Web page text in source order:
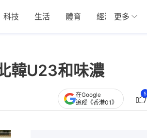
科技 生活 體育 經濟 01深圳
更多
韓U23和味濃
在Google
追蹤《香港01》
5